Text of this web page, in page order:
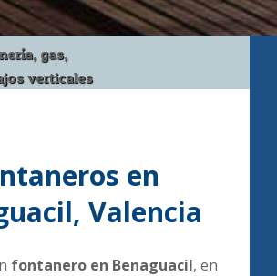
gas,
verticales
en
Valencia
fontanero en Benaguacil, en